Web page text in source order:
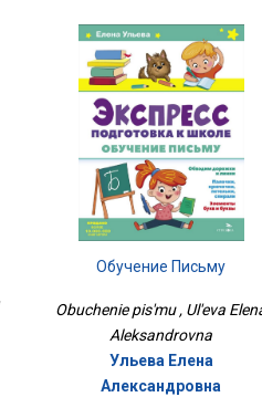
Обучение Письму
Obuchenie pis'mu , Ul'eva
Aleksandrovna
Ульева Елена
Александровна